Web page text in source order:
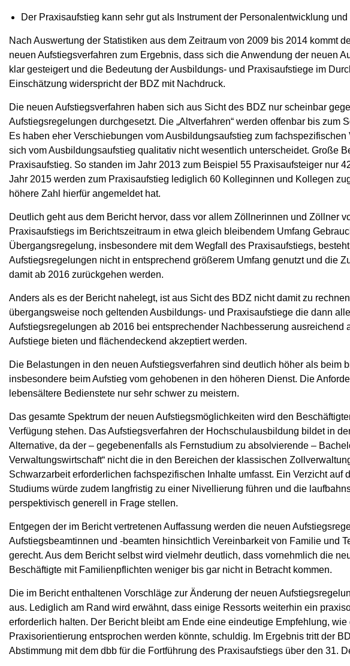
Der Praxisaufstieg kann sehr gut als Instrument der Personalentwicklung
Nach Auswertung der Statistiken aus dem Zeitraum von 2009 bis 2014 kommt
neuen Aufstiegsverfahren zum Ergebnis, dass sich die Anwendung der neuen
klar gesteigert und die Bedeutung der Ausbildungs- und Praxisaufstiege im
Einschätzung widerspricht der BDZ mit Nachdruck.
Die neuen Aufstiegsverfahren haben sich aus Sicht des BDZ nur scheinbar
Aufstiegsregelungen durchgesetzt. Die „Altverfahren“ werden offenbar bis zum
Es haben eher Verschiebungen vom Ausbildungsaufstieg zum
sich vom Ausbildungsaufstieg qualitativ nicht wesentlich unterscheidet. Große
Praxisaufstieg. So standen im Jahr 2013 zum Beispiel 55 Praxisaufsteiger nur
Jahr 2015 werden zum Praxisaufstieg lediglich 60 Kolleginnen und Kollegen
höhere Zahl hierfür angemeldet hat.
Deutlich geht aus dem Bericht hervor, dass vor allem Zöllnerinnen und Zöllner
Praxisaufstiegs im Berichtszeitraum in etwa gleich bleibendem Umfang
Übergangsregelung, insbesondere mit dem Wegfall des Praxisaufstiegs,
Aufstiegsregelungen nicht in entsprechend größerem Umfang genutzt und die
damit ab 2016 zurückgehen werden.
Anders als es der Bericht nahelegt, ist aus Sicht des BDZ nicht damit zu
übergangsweise noch geltenden Ausbildungs- und Praxisaufstiege die dann
Aufstiegsregelungen ab 2016 bei entsprechender Nachbesserung ausreichend
Aufstiege bieten und flächendeckend akzeptiert werden.
Die Belastungen in den neuen Aufstiegsverfahren sind deutlich höher als beim
insbesondere beim Aufstieg vom gehobenen in den höheren Dienst. Die
lebensältere Bedienstete nur sehr schwer zu meistern.
Das gesamte Spektrum der neuen Aufstiegsmöglichkeiten wird den
Verfügung stehen. Das Aufstiegsverfahren der Hochschulausbildung bildet in
Alternative, da der – gegebenenfalls als Fernstudium zu absolvierende –
Verwaltungswirtschaft“ nicht die in den Bereichen der klassischen
Schwarzarbeit erforderlichen fachspezifischen Inhalte umfasst. Ein Verzicht auf
Studiums würde zudem langfristig zu einer Nivellierung führen und die
perspektivisch generell in Frage stellen.
Entgegen der im Bericht vertretenen Auffassung werden die neuen
Aufstiegsbeamtinnen und -beamten hinsichtlich Vereinbarkeit von Familie und
gerecht. Aus dem Bericht selbst wird vielmehr deutlich, dass vornehmlich die
Beschäftigte mit Familienpflichten weniger bis gar nicht in Betracht kommen.
Die im Bericht enthaltenen Vorschläge zur Änderung der neuen
aus. Lediglich am Rand wird erwähnt, dass einige Ressorts weiterhin ein
erforderlich halten. Der Bericht bleibt am Ende eine eindeutige Empfehlung,
Praxisorientierung entsprochen werden könnte, schuldig. Im Ergebnis tritt der
Abstimmung mit dem dbb für die Fortführung des Praxisaufstiegs über den 31.